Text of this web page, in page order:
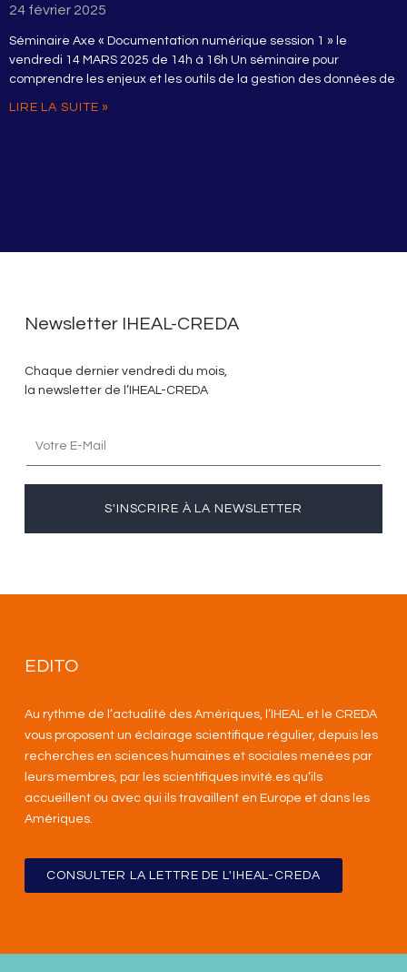
24 février 2025
Séminaire Axe « Documentation numérique session 1 » le
vendredi 14 MARS 2025 de 14h à 16h Un séminaire pour
comprendre les enjeux et les outils de la gestion des données de
LIRE LA SUITE »
Newsletter IHEAL-CREDA
Chaque dernier vendredi du mois,
la newsletter de l’IHEAL-CREDA
S'INSCRIRE À LA NEWSLETTER
EDITO
Au rythme de l’actualité des Amériques, l’IHEAL et le CREDA
vous proposent un éclairage scientifique régulier, depuis les
recherches en sciences humaines et sociales menées par
leurs membres, par les scientifiques invité.es qu’ils
accueillent ou avec qui ils travaillent en Europe et dans les
Amériques.
CONSULTER LA LETTRE DE L'IHEAL-CREDA